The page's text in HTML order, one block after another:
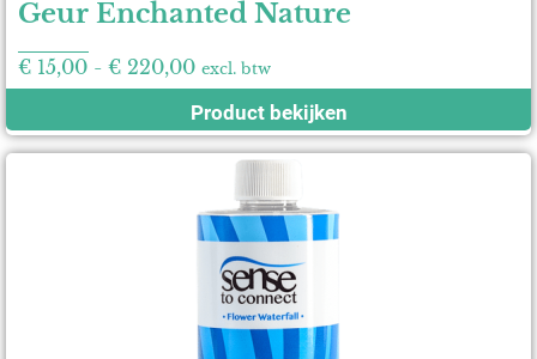
Geur Enchanted Nature
€ 15,00 - € 220,00 excl. btw
Product bekijken